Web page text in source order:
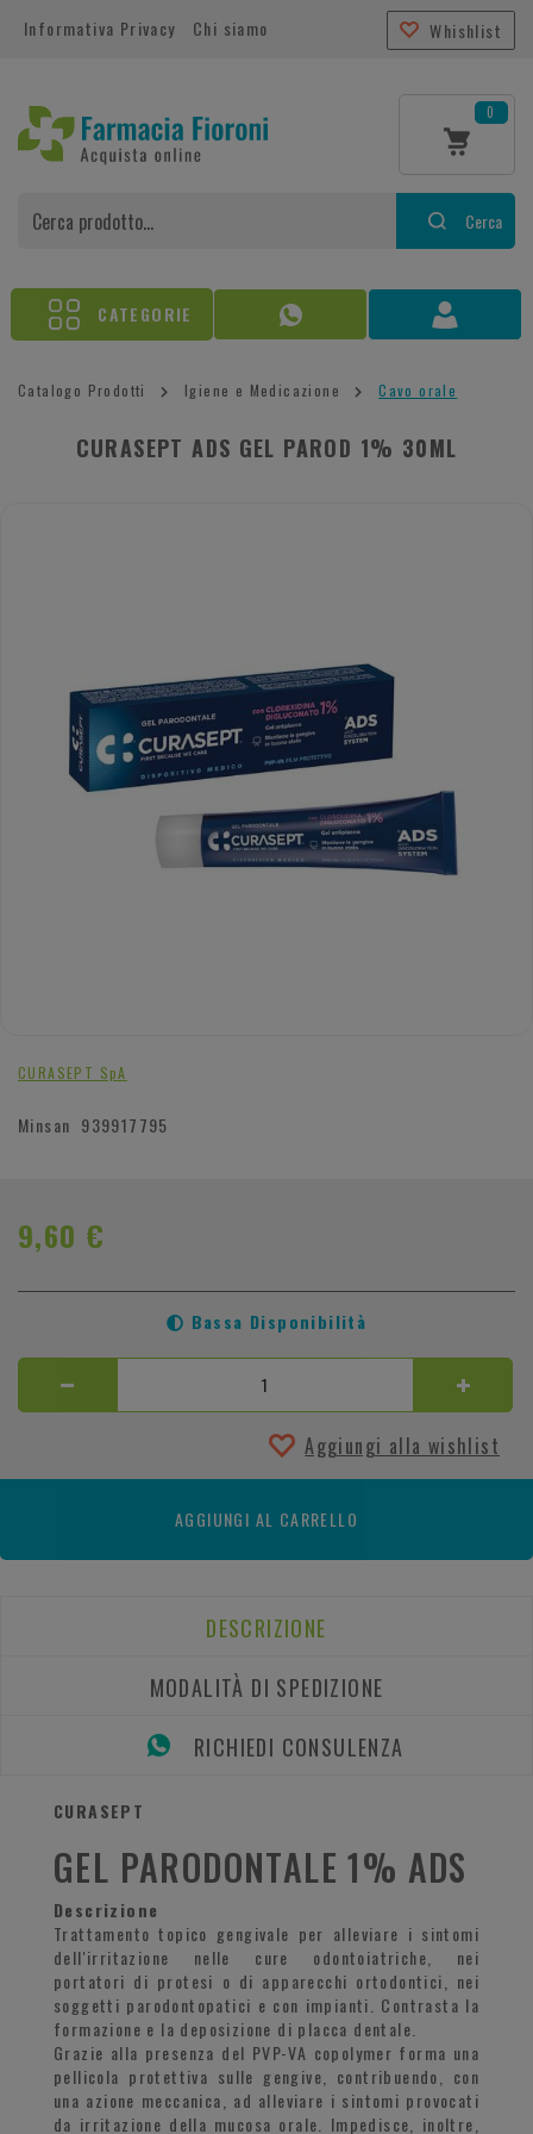
Informativa Privacy Chi siamo Whishlist
0
Cerca
CATEGORIE
Catalogo Prodotti Igiene e Medicazione Cavo orale
CURASEPT ADS GEL PAROD 1% 30ML
CURASEPT SpA
Minsan 939917795
9,60 €
Bassa Disponibilità
Aggiungi alla wishlist
AGGIUNGI AL CARRELLO
DESCRIZIONE
MODALITÀ DI SPEDIZIONE
RICHIEDI CONSULENZA
CURASEPT
GEL PARODONTALE 1% ADS
Descrizione
Trattamento topico gengivale per alleviare i sintomi
dell'irritazione nelle cure odontoiatriche, nei
portatori di protesi o di apparecchi ortodontici, nei
soggetti parodontopatici e con impianti. Contrasta la
formazione e la deposizione di placca dentale.
Grazie alla presenza del PVP-VA copolymer forma una
pellicola protettiva sulle gengive, contribuendo, con
una azione meccanica, ad alleviare i sintomi provocati
da irritazione della mucosa orale. Impedisce, inoltre,